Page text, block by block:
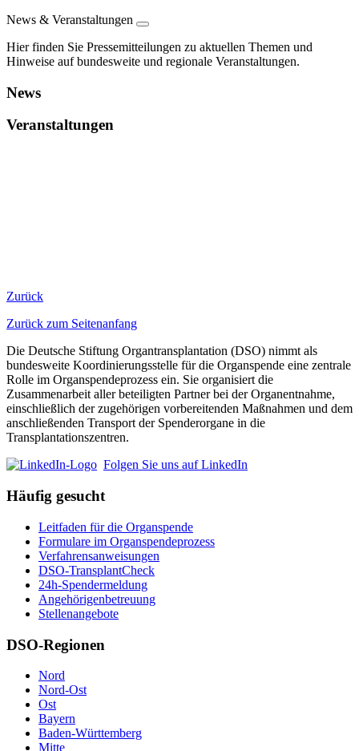
News & Veranstaltungen
Hier finden Sie Pressemitteilungen zu aktuellen Themen und
Hinweise auf bundesweite und regionale Veranstaltungen.
News
Veranstaltungen
Zurück
Zurück zum Seitenanfang
Die Deutsche Stiftung Organtransplantation (DSO) nimmt als
bundesweite Koordinierungsstelle für die Organspende eine zentrale
Rolle im Organspendeprozess ein. Sie organisiert die
Zusammenarbeit aller beteiligten Partner bei der Organentnahme,
einschließlich der zugehörigen vorbereitenden Maßnahmen und dem
anschließenden Transport der Spenderorgane in die
Transplantationszentren.
Folgen Sie uns auf LinkedIn
Häufig gesucht
Leitfaden für die Organspende
Formulare im Organspendeprozess
Verfahrensanweisungen
DSO-TransplantCheck
24h-Spendermeldung
Angehörigenbetreuung
Stellenangebote
DSO-Regionen
Nord
Nord-Ost
Ost
Bayern
Baden-Württemberg
Mitte